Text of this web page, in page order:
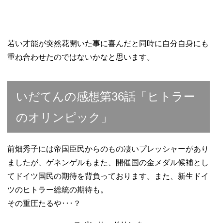
若い才能が突然花開いた事に喜んだと同時に自分自身にも
重ね合わせたのではないかなと思います。
いだてんの感想第36話「ヒトラー
のオリンピック」
前畑秀子には帝国臣民からのもの凄いプレッシャーがあり
ましたが、ゲネンゲルもまた、開催国の金メダル候補とし
てドイツ国民の期待を背負っております。また、新生ドイ
ツのヒトラー総統の期待も。
その重圧たるや･･･？